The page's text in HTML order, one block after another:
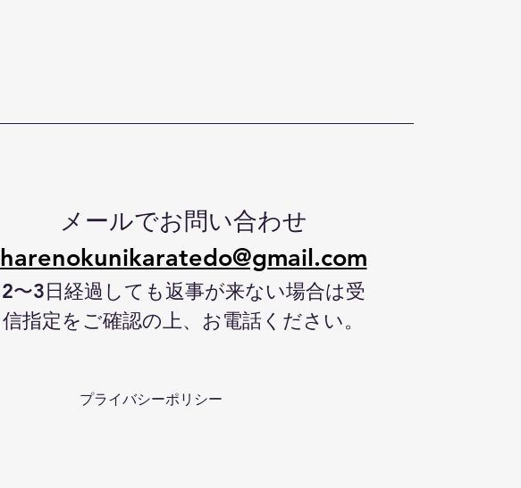
メールでお問い合わせ
harenokunikaratedo@gmail.com
2〜3日経過しても返事が来ない場合は受
信指定をご確認の上、お電話ください。
プライバシーポリシー